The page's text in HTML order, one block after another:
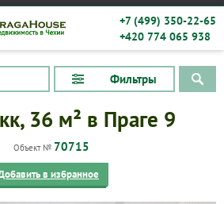
+7 (499) 350-22-65
+420 774 065 938
Фильтры
36 м² в Праге 9
Объект № 70715
в избранное